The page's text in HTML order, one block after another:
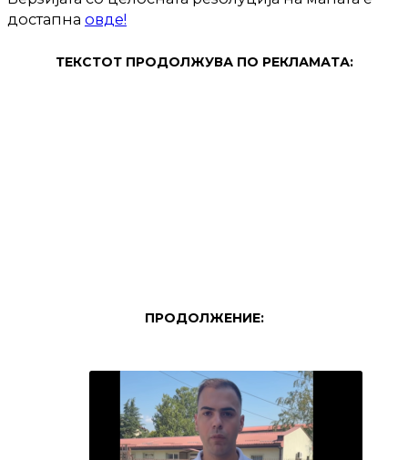
достапна овде!
ТЕКСТОТ ПРОДОЛЖУВА ПО РЕКЛАМАТА:
ПРОДОЛЖЕНИЕ: